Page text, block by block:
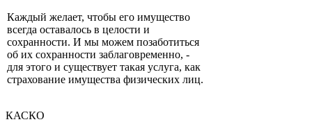
Каждый желает, чтобы его имущество
всегда оставалось в целости и
сохранности. И мы можем позаботиться
об их сохранности заблаговременно, -
для этого и существует такая услуга, как
страхование имущества физических лиц.
КАСКО